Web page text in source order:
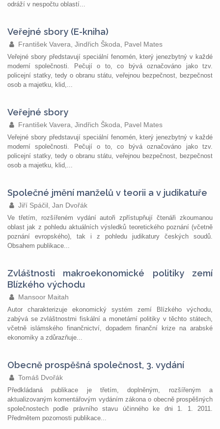
odráží v nespočtu oblastí...
Veřejné sbory (E-kniha)
František Vavera, Jindřich Škoda, Pavel Mates
Veřejné sbory představují speciální fenomén, který jenezbytný v každé
moderní společnosti. Pečují o to, co bývá označováno jako tzv.
policejní statky, tedy o obranu státu, veřejnou bezpečnost, bezpečnost
osob a majetku, klid,...
Veřejné sbory
František Vavera, Jindřich Škoda, Pavel Mates
Veřejné sbory představují speciální fenomén, který jenezbytný v každé
moderní společnosti. Pečují o to, co bývá označováno jako tzv.
policejní statky, tedy o obranu státu, veřejnou bezpečnost, bezpečnost
osob a majetku, klid,...
Společné jmění manželů v teorii a v judikatuře
Jiří Spáčil, Jan Dvořák
Ve třetím, rozšířeném vydání autoři zpřístupňují čtenáři zkoumanou
oblast jak z pohledu aktuálních výsledků teoretického poznání (včetně
poznání evropského), tak i z pohledu judikatury českých soudů.
Obsahem publikace...
Zvláštnosti makroekonomické politiky zemí
Blízkého východu
Mansoor Maitah
Autor charakterizuje ekonomický systém zemí Blízkého východu,
zabývá se zvláštnostmi fiskální a monetární politiky v těchto státech,
včetně islámského finančnictví, dopadem finanční krize na arabské
ekonomiky a zdůrazňuje...
Obecně prospěšná společnost, 3. vydání
Tomáš Dvořák
Předkládaná publikace je třetím, doplněným, rozšířeným a
aktualizovaným komentářovým vydáním zákona o obecně prospěšných
společnostech podle právního stavu účinného ke dni 1. 1. 2011.
Předmětem pozornosti publikace...